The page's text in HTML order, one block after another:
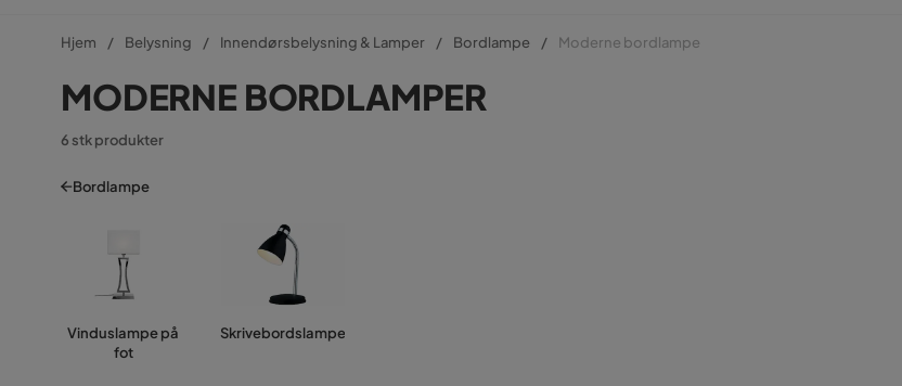
Hjem Belysning Innendørsbelysning & Lamper Bordlampe Moderne bordlampe
MODERNE BORDLAMPER
6 stk produkter
Bordlampe
Vinduslampe på
fot
Skrivebordslampe